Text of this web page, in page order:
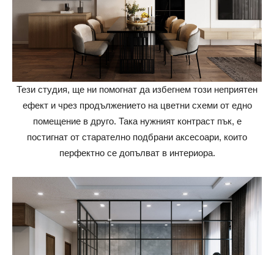
Тези студия, ще ни помогнат да избегнем този неприятен
ефект и чрез продължението на цветни схеми от едно
помещение в друго. Така нужният контраст пък, е
постигнат от старателно подбрани аксесоари, които
перфектно се допълват в интериора.